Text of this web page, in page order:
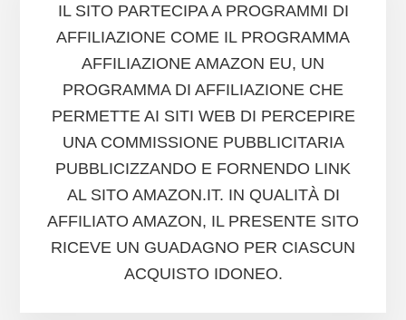
IL SITO PARTECIPA A PROGRAMMI DI
AFFILIAZIONE COME IL PROGRAMMA
AFFILIAZIONE AMAZON EU, UN
PROGRAMMA DI AFFILIAZIONE CHE
PERMETTE AI SITI WEB DI PERCEPIRE
UNA COMMISSIONE PUBBLICITARIA
PUBBLICIZZANDO E FORNENDO LINK
AL SITO AMAZON.IT. IN QUALITÀ DI
AFFILIATO AMAZON, IL PRESENTE SITO
RICEVE UN GUADAGNO PER CIASCUN
ACQUISTO IDONEO.